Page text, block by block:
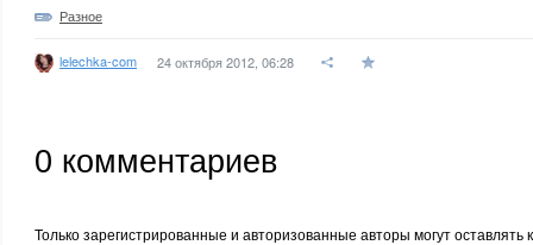
Разное
lelechka-com 24 октября 2012, 06:28
0 комментариев
Только зарегистрированные и авторизованные авторы могут оставлять